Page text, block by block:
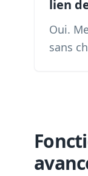
lien
Oui.
sans